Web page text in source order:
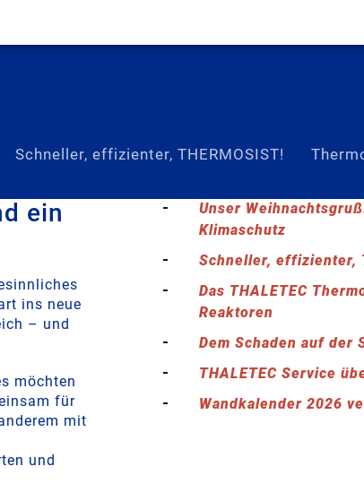
Schneller, effizienter, THERMOSIST!
ein
ins neue
– und
möchten
für
mit
und
Unser
Klimaschutz
Schneller, effizienter,
Das THALETEC
Reaktoren
Dem Schaden auf der
THALETEC Service
Wandkalender 2026